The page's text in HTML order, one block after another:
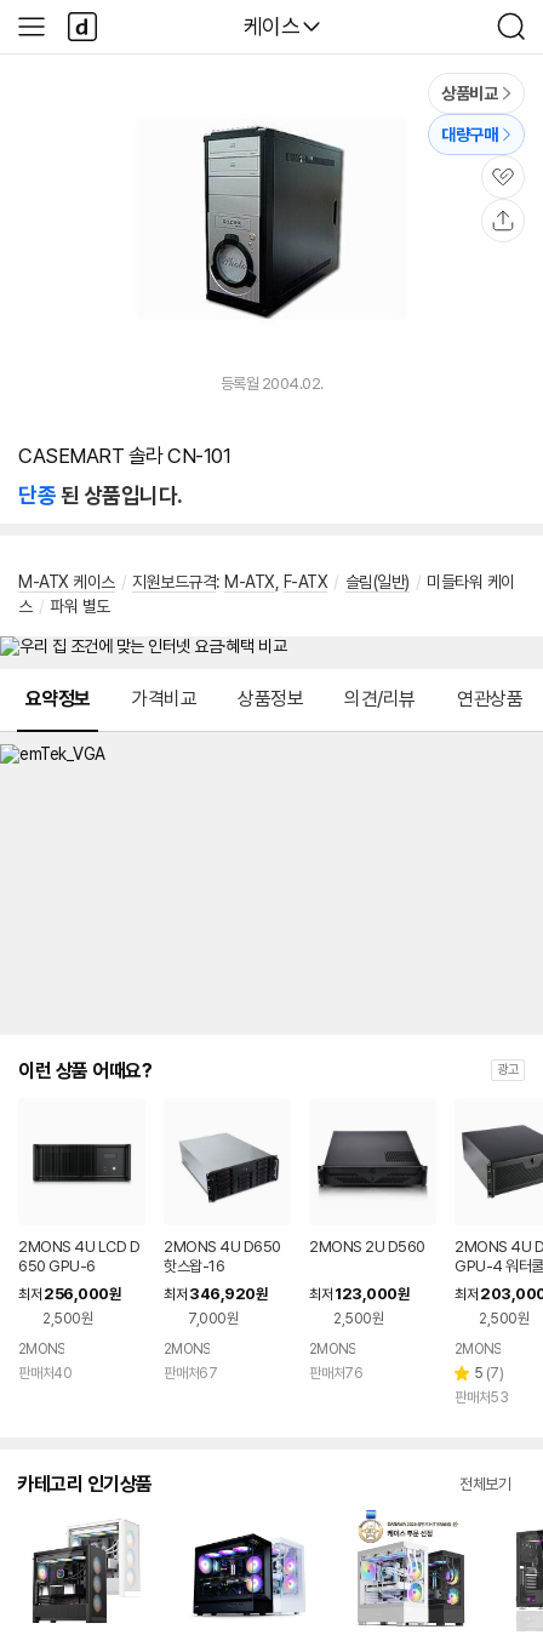
다나와
케이스
검
색
사
이
다
나
와
상품비교
대량구매
관
심
등록월 2004.02.
CASEMART 솔라 CN-101
단종된 상품입니다.
M-ATX 케이스 / 지원보드규격: M-ATX F-ATX / 슬림(일반) / 미들타워 케이
스 / 파워 별도
요약정보 가격비교 상품정보 의견/리뷰 연관상품
이런 상품 어때요? 광고
2MONS 4U LCD D
650 GPU-6
최저 256,000원
2,500원
2MONS
판매처40
2MONS 4U D650
핫스왑-16
최저 346,920원
7,000원
2MONS
판매처67
2MONS 2U D560
최저 123,000원
2,500원
2MONS
판매처76
2MONS 4U
GPU-4 워터쿨
최저
2,500원
2MONS
별
점
5 리
뷰
(7)
판매처53
카테고리 인기상품 전체보기